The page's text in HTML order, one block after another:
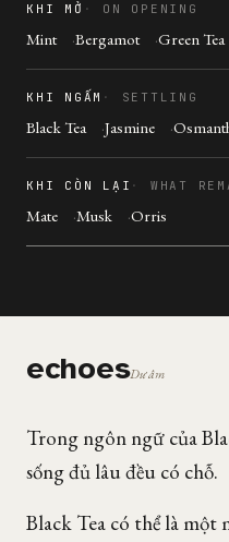
KHI MỞ ON OPENING
Mint Bergamot Green Tea
KHI NGẤM SETTLING
Black Tea Jasmine
KHI CÒN LẠI WHAT
Mate Musk Orris
echoesDư âm
Trong ngôn ngữ của
sống đủ lâu đều có chỗ.
Black Tea có thể là